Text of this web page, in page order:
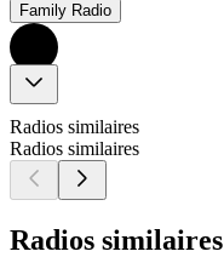
Family Radio
Radios similaires
Radios similaires
Radios similaires